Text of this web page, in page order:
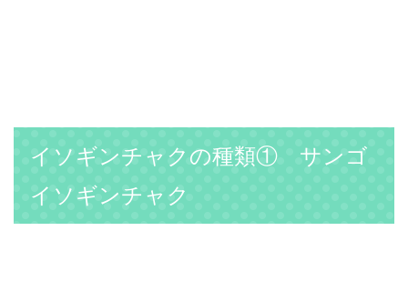
イソギンチャクの種類① サンゴ
イソギンチャク